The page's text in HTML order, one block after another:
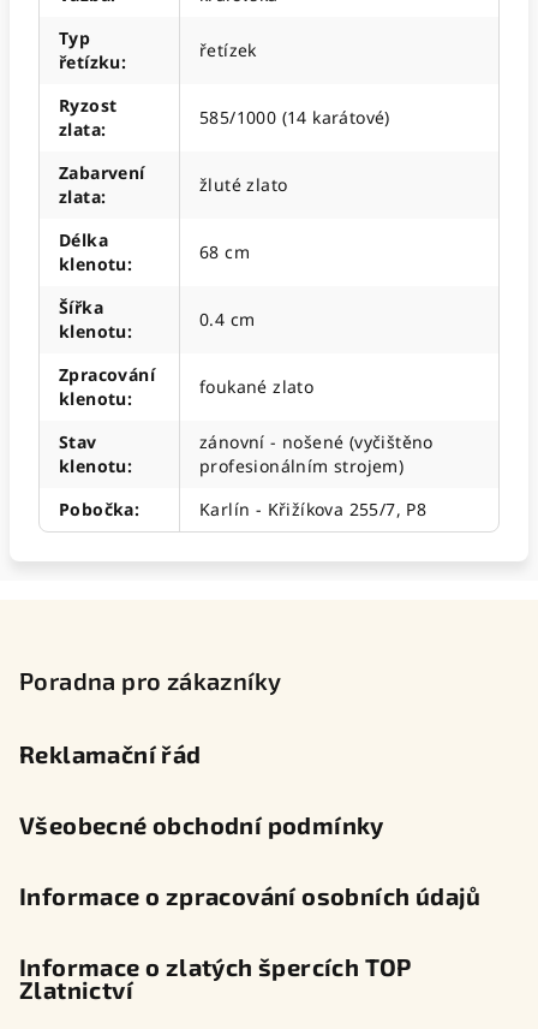
Typ
řetízku:
řetízek
Ryzost
zlata:
585/1000 (14 karátové)
Zabarvení
zlata:
žluté zlato
Délka
klenotu:
68 cm
Šířka
klenotu:
0.4 cm
Zpracování
klenotu:
foukané zlato
Stav
klenotu:
zánovní - nošené (vyčištěno
profesionálním strojem)
Pobočka: Karlín - Křižíkova 255/7, P8
Poradna pro zákazníky
Reklamační řád
Všeobecné obchodní podmínky
Informace o zpracování osobních údajů
Informace o zlatých špercích TOP
Zlatnictví